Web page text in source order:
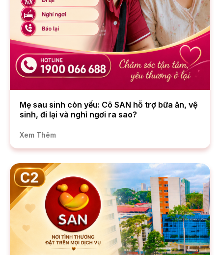
Mẹ sau sinh còn yếu: Cô SAN hỗ trợ bữa ăn, vệ
sinh, đi lại và nghỉ ngơi ra sao?
Xem Thêm